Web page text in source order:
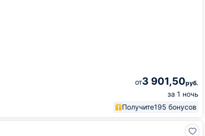
от3 901,50руб.
за 1 ночь
Получите195 бонусов